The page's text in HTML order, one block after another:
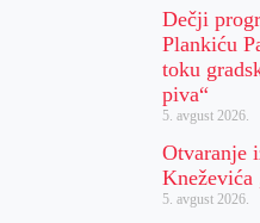
Dečji
Plankiću
toku
piva“
5. avgust 2026.
Otvaranje
Kneževića
5. avgust 2026.